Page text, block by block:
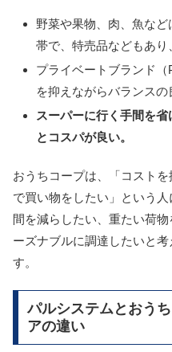
野菜や果物、肉、魚な
帯で、特売品などもあり
プライベートブランド
を抑えながらバランスの
スーパーに行く手間を
とコスパが良い。
おうちコープは、「コスト
で買い物をしたい」という
間を減らしたい、重たい荷
ーズナブルに調達したいと
す。
パルシステムとおう
アの違い